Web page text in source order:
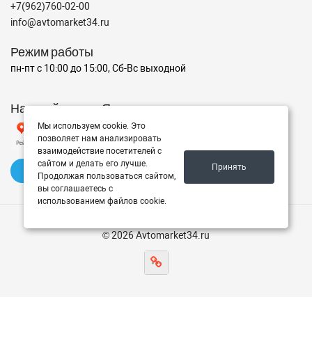
+7(962)760-02-00
info@avtomarket34.ru
Режим работы
пн-пт с 10:00 до 15:00, Сб-Вс выходной
Наш рейтинг на Яндексе
✍️ Оставить отзыв
© 2026 Avtomarket34.ru
Мы используем cookie. Это
позволяет нам анализировать
взаимодействие посетителей с
сайтом и делать его лучше.
Продолжая пользоваться сайтом,
вы соглашаетесь с
использованием файлов cookie.
Принять